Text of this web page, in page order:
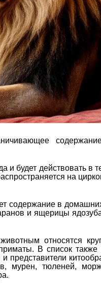
будет действовать в
на
содержание в
и ящерицы
относятся
В список
мурен, тюленей,